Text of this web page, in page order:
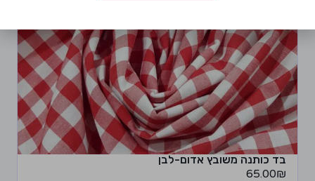
בד כותנה משובץ אדום-לבן
65.00₪